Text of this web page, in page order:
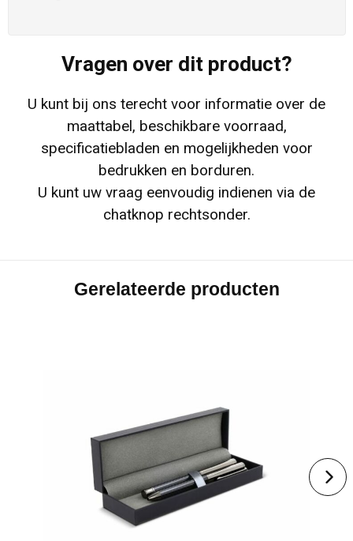
Vragen over dit product?
U kunt bij ons terecht voor informatie over de
maattabel, beschikbare voorraad,
specificatiebladen en mogelijkheden voor
bedrukken en borduren.
U kunt uw vraag eenvoudig indienen via de
chatknop rechtsonder.
Gerelateerde producten